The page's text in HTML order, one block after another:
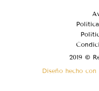
2019 ©
Diseño hecho